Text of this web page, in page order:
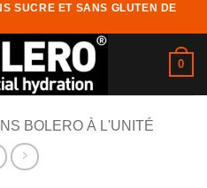
SUCRE ET SANS GLUTEN DE
0
BOLERO À L'UNITÉ